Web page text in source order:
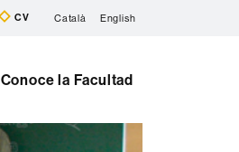
CV Català English
Conoce la Facultad